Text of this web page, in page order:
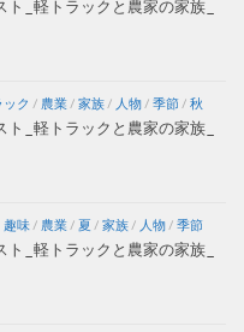
_軽トラックと農家の家族_
ク / 農業/ 家族/ 人物/ 季節/ 秋
_軽トラックと農家の家族_
趣味/ 農業/ 夏 / 家族/ 人物/ 季節
_軽トラックと農家の家族_